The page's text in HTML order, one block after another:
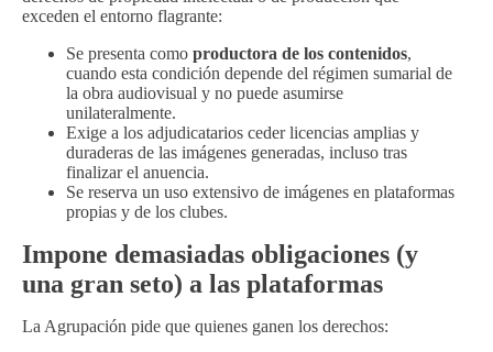
exceden el entorno flagrante:
Se presenta como productora de los contenidos,
cuando esta condición depende del régimen sumarial de
la obra audiovisual y no puede asumirse
unilateralmente.
Exige a los adjudicatarios ceder licencias amplias y
duraderas de las imágenes generadas, incluso tras
finalizar el anuencia.
Se reserva un uso extensivo de imágenes en plataformas
propias y de los clubes.
Impone demasiadas obligaciones (y
una gran seto) a las plataformas
La Agrupación pide que quienes ganen los derechos: